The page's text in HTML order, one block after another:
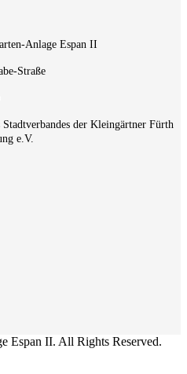
Anlage Espan II
Straße
der Kleingärtner Fürth
e.V.
Espan II. All Rights Reserved.